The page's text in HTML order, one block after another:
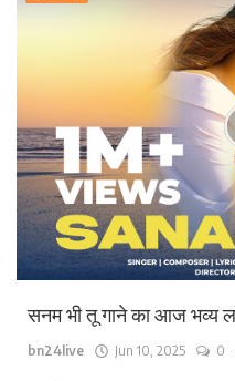
सनम भी तू गाने का आज भव्य
bn24live Jun 10, 2025 0